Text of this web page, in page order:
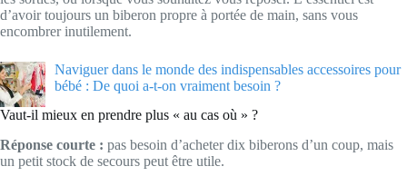
d’avoir toujours un biberon propre à portée de main, sans vous
encombrer inutilement.
Naviguer dans le monde des indispensables accessoires pour
bébé : De quoi a-t-on vraiment besoin ?
Vaut-il mieux en prendre plus « au cas où » ?
Réponse courte : pas besoin d’acheter dix biberons d’un coup, mais
un petit stock de secours peut être utile.